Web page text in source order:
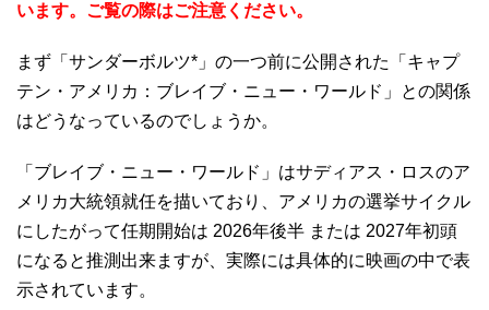
います。ご覧の際はご注意ください。
まず「サンダーボルツ*」の一つ前に公開された「キャプ
テン・アメリカ：ブレイブ・ニュー・ワールド」との関係
はどうなっているのでしょうか。
「ブレイブ・ニュー・ワールド」はサディアス・ロスのア
メリカ大統領就任を描いており、アメリカの選挙サイクル
にしたがって任期開始は 2026年後半 または 2027年初頭
になると推測出来ますが、実際には具体的に映画の中で表
示されています。